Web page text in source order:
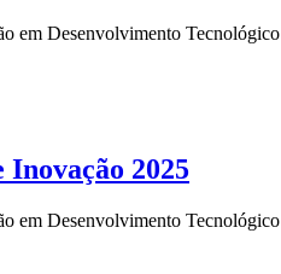
em Desenvolvimento
2025
em Desenvolvimento